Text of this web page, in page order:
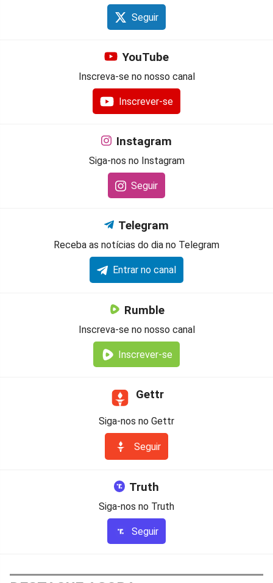
Seguir
YouTube
Inscreva-se no nosso canal
Inscrever-se
Instagram
Siga-nos no Instagram
Seguir
Telegram
Receba as notícias do dia no Telegram
Entrar no canal
Rumble
Inscreva-se no nosso canal
Inscrever-se
Gettr
Siga-nos no Gettr
Seguir
Truth
Siga-nos no Truth
Seguir